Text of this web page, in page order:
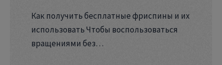
Как получить бесплатные фриспины и их
использовать Чтобы воспользоваться
вращениями без…